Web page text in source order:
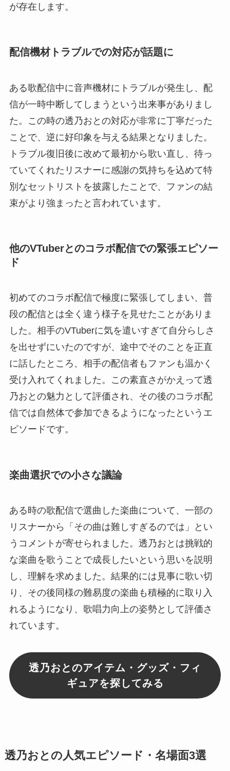
が存在します。
配信機材トラブルでの対応が話題に
ある歌配信中に音声機材にトラブルが発生し、配
信が一時中断してしまうという出来事がありまし
た。この時の透乃おとの対応が非常に丁寧だった
ことで、逆に好印象を与える結果となりました。
トラブル復旧後に改めて最初から歌い直し、待っ
ていてくれたリスナーに感謝の気持ちを込めて特
別なセットリストを披露したことで、ファンの結
束がより強まったと言われています。
他のVTuberとのコラボ配信での緊張エピソー
ド
初めてのコラボ配信で極度に緊張してしまい、普
段の配信とは全く違う様子を見せたことがありま
した。相手のVTuberに気を遣いすぎて自分らしさ
を出せずにいたのですが、途中でそのことを正直
に話したところ、相手の配信者もファンも温かく
受け入れてくれました。この素直さがかえって透
乃おとの魅力として評価され、その後のコラボ配
信では自然体で参加できるようになったというエ
ピソードです。
楽曲選択での小さな議論
ある時の歌配信で選曲した楽曲について、一部の
リスナーから「その曲は難しすぎるのでは」とい
うコメントが寄せられました。透乃おとは挑戦的
な楽曲を歌うことで成長したいという思いを説明
し、理解を求めました。結果的には見事に歌い切
り、その後同様の難易度の楽曲も積極的に取り入
れるようになり、歌唱力向上の姿勢として評価さ
れています。
透乃おとのアイテム・グッズ・フィ
ギュアを探してみる
透乃おとの人気エピソード・名場面3選